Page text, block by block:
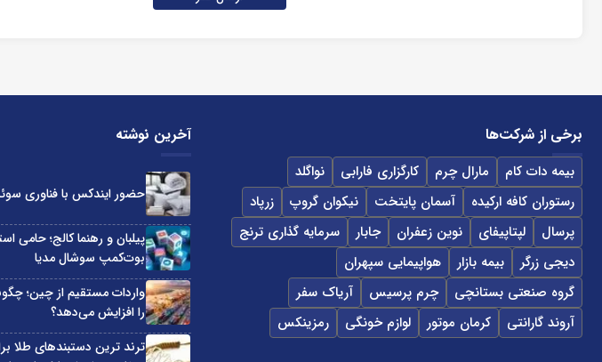
برخی از شرکت‌ها
بیمه دات کام مارال چرم کارگزاری فارابی
نواگلد
رستوران کافه ارکیده
آسمان پایتخت نیکوان گروپ
زرپاد
پرسال
لپتاپیفای نوین زعفران جابار
سرمایه گذاری ترنج
دیجی زرگر
بیمه بازار
هواپیمایی سپهران
گروه صنعتی بستانچی
چرم پرسیس
آریاک سفر
آروند گارانتی
کرمان موتور لوازم خونگی رمزینکس
آخرین نوشته
حضور ایندکس با فناوری
پیلبان و رهنما کالج؛ حامی
بوت‌کمپ سوشال مدیا
واردات مستقیم از چین؛
را افزایش می‌دهد؟
ترند ترین دستبندهای طلا